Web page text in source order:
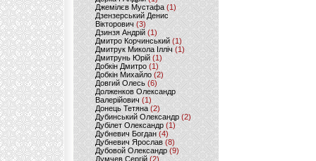
Джемілєв Мустафа (1)
Дзензерський Денис
Вікторович (3)
Дзинзя Андрій (1)
Дмитро Корчинський (1)
Дмитрук Микола Ілліч (1)
Дмитрунь Юрій (1)
Добкін Дмитро(1)
Добкін Михайло (2)
Довгий Олесь (6)
Долженков Олександр
Валерійович (1)
Донець Тетяна (2)
Дубинський Олександр(2)
Дубілет Олександр (1)
Дубневич Богдан (4)
Дубневич Ярослав (8)
Дубовой Олександр(9)
Думчев Сергій (2)